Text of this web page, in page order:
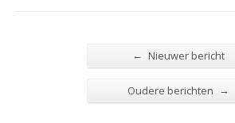
← Nieuwer bericht
Oudere berichten →